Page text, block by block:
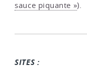
sauce piquante »).
SITES :